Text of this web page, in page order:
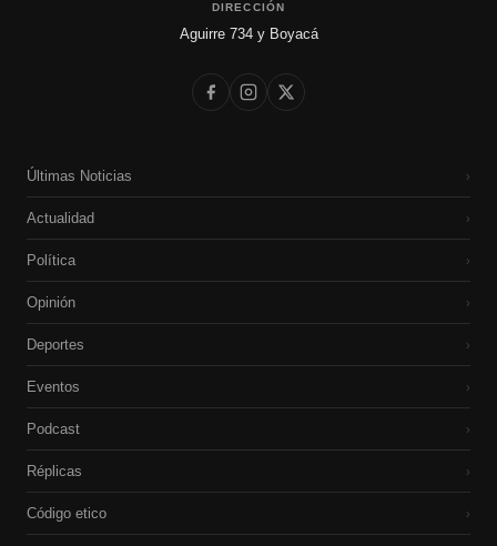
DIRECCIÓN
Aguirre 734 y Boyacá
Últimas Noticias ›
Actualidad ›
Política ›
Opinión ›
Deportes ›
Eventos ›
Podcast ›
Réplicas ›
Código etico ›